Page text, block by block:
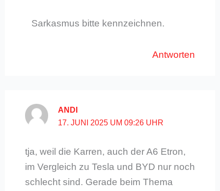
Sarkasmus bitte kennzeichnen.
Antworten
ANDI
17. JUNI 2025 UM 09:26 UHR
tja, weil die Karren, auch der A6 Etron,
im Vergleich zu Tesla und BYD nur noch
schlecht sind. Gerade beim Thema